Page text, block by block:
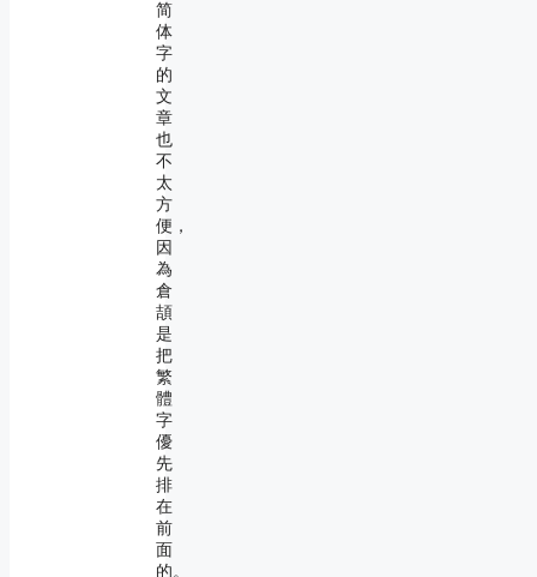
简
体
字
的
文
章
也
不
太
方
便，
因
為
倉
頡
是
把
繁
體
字
優
先
排
在
前
面
的。